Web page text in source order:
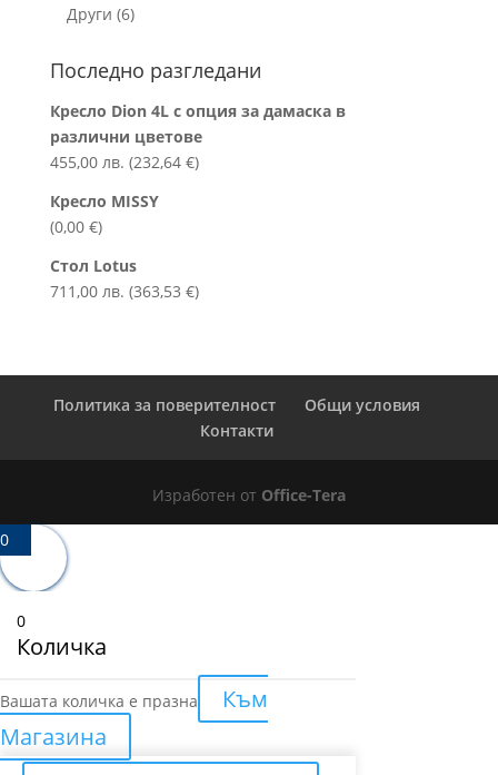
Други 66
Последно разгледани
Кресло Dion 4L с опция за дамаска в
различни цветове
455,00 лв. (232,64 €)
Кресло MISSY
(0,00 €)
Стол Lotus
711,00 лв. (363,53 €)
Политика за поверителност
Общи условия
Контакти
Изработен от Office-Tera
0
0
Количка
Вашата количка е празна
Към
Магазина